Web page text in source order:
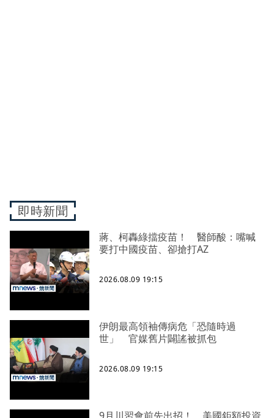
即時新聞
蔣、柯轟綠擋疫苗！ 醫師酸：嘴喊
要打中國疫苗、卻搶打AZ
2026.08.09 19:15
伊朗最高領袖傳病危「恐隨時過
世」 官媒舊片闢謠被抓包
2026.08.09 19:15